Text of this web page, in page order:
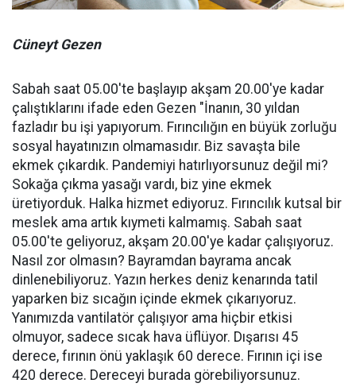
Cüneyt Gezen
Sabah saat 05.00'te başlayıp akşam 20.00'ye kadar
çalıştıklarını ifade eden Gezen "İnanın, 30 yıldan
fazladır bu işi yapıyorum. Fırıncılığın en büyük zorluğu
sosyal hayatınızın olmamasıdır. Biz savaşta bile
ekmek çıkardık. Pandemiyi hatırlıyorsunuz değil mi?
Sokağa çıkma yasağı vardı, biz yine ekmek
üretiyorduk. Halka hizmet ediyoruz. Fırıncılık kutsal bir
meslek ama artık kıymeti kalmamış. Sabah saat
05.00'te geliyoruz, akşam 20.00'ye kadar çalışıyoruz.
Nasıl zor olmasın? Bayramdan bayrama ancak
dinlenebiliyoruz. Yazın herkes deniz kenarında tatil
yaparken biz sıcağın içinde ekmek çıkarıyoruz.
Yanımızda vantilatör çalışıyor ama hiçbir etkisi
olmuyor, sadece sıcak hava üflüyor. Dışarısı 45
derece, fırının önü yaklaşık 60 derece. Fırının içi ise
420 derece. Dereceyi burada görebiliyorsunuz.